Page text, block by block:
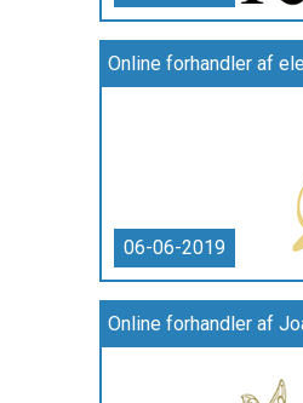
06-06-2019
Online forhandler af